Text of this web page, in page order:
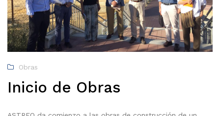
Obras
Inicio de Obras